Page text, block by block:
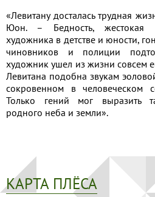
«Левитану досталась трудная
Юон. – Бедность, жестокая
художника в детстве и юности,
чиновников и полиции
художник ушел из жизни совсем
Левитана подобна звукам
сокровенном в человеческом
Только гений мог выразить
родного неба и земли».
КАРТА ПЛЁСА